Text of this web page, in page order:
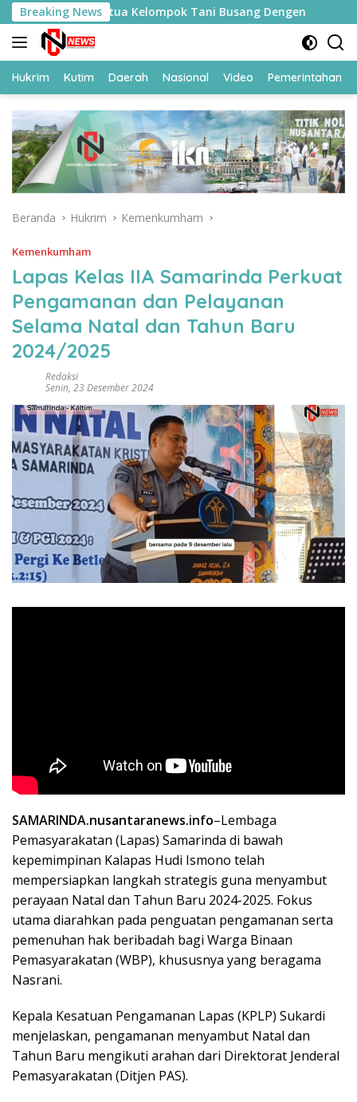
Langsung
ke
konten
Breaking News
Ketua Kelompok Tani Busang Dengen Sesmenko
Hukrim Kutim Daerah Nasional Video Pemerintahan
Beranda Hukrim Kemenkumham
Kemenkumham
Lapas Kelas IIA Samarinda Perkuat
Pengamanan dan Pelayanan
Selama Natal dan Tahun Baru
2024/2025
Redaksi
Senin, 23 Desember 2024
SAMARINDA.nusantaranews.info–Lembaga
Pemasyarakatan (Lapas) Samarinda di bawah
kepemimpinan Kalapas Hudi Ismono telah
mempersiapkan langkah strategis guna menyambut
perayaan Natal dan Tahun Baru 2024-2025. Fokus
utama diarahkan pada penguatan pengamanan serta
pemenuhan hak beribadah bagi Warga Binaan
Pemasyarakatan (WBP), khususnya yang beragama
Nasrani.
Kepala Kesatuan Pengamanan Lapas (KPLP) Sukardi
menjelaskan, pengamanan menyambut Natal dan
Tahun Baru mengikuti arahan dari Direktorat Jenderal
Pemasyarakatan (Ditjen PAS).